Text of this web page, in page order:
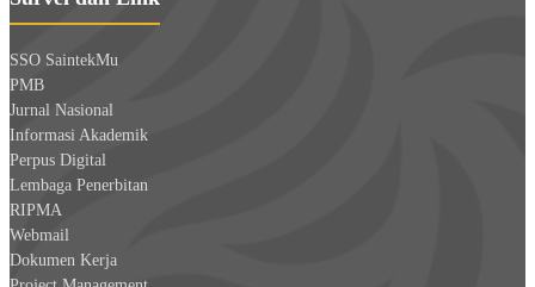
SSO SaintekMu
PMB
Jurnal Nasional
Informasi Akademik
Perpus Digital
Lembaga Penerbitan
RIPMA
Webmail
Dokumen Kerja